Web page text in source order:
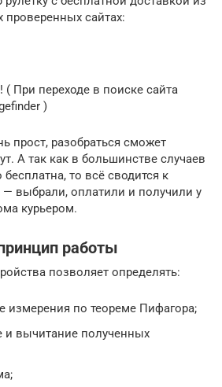
проверенных сайтах:
При переходе в поиске сайта
)
прост, разобраться сможет
А так как в большинстве случаев
то всё сводится к
— выбрали, оплатили и получили у
курьером.
работы
позволяет определять:
измерения по теореме Пифагора;
и вычитание полученных